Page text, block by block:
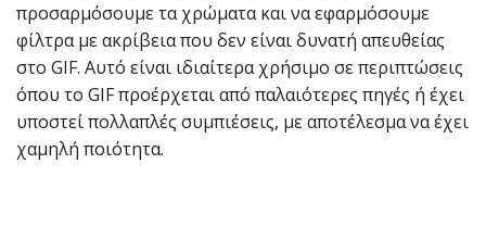
προσαρμόσουμε τα χρώματα και να εφαρμόσουμε
φίλτρα με ακρίβεια που δεν είναι δυνατή απευθείας
στο GIF. Αυτό είναι ιδιαίτερα χρήσιμο σε περιπτώσεις
όπου το GIF προέρχεται από παλαιότερες πηγές ή έχει
υποστεί πολλαπλές συμπιέσεις, με αποτέλεσμα να έχει
χαμηλή ποιότητα.